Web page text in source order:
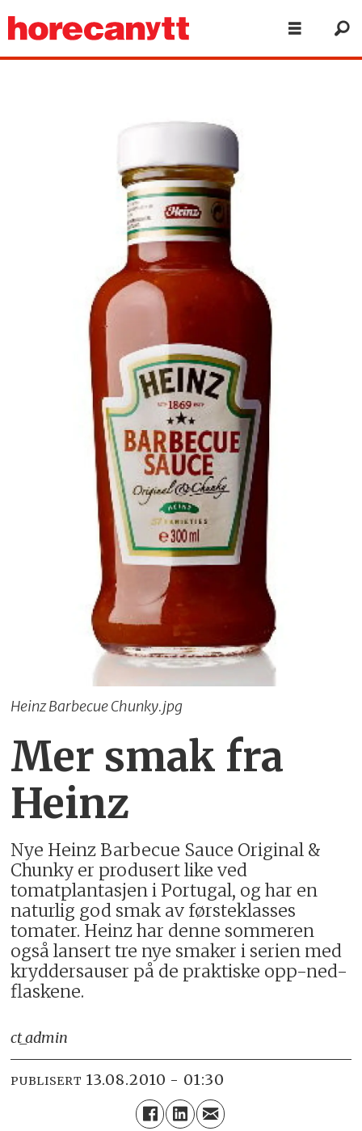
Heinz Barbecue Chunky.jpg
Mer smak fra
Heinz
Nye Heinz Barbecue Sauce Original &
Chunky er produsert like ved
tomatplantasjen i Portugal, og har en
naturlig god smak av førsteklasses
tomater. Heinz har denne sommeren
også lansert tre nye smaker i serien med
kryddersauser på de praktiske opp-ned-
flaskene.
ct_admin
PUBLISERT 13.08.2010 - 01:30